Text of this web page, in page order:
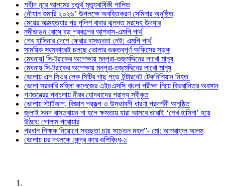
শহীদ নূরে আলমের চতুর্থ মৃত্যুবার্ষিকী পালিত
নৌযান শুমারি ২০২৬’ উপলক্ষে অবহিতকরণ সেমিনার অনুষ্ঠিত
মেয়ের আত্মহত্যার পর পুলিশ বাবার ঝুলন্ত মরদেহ উদ্ধার
নদীভাঙন রোধে বড় প্রকল্পের আশ্বাস-এমপি পার্থ
শেখ হাসিনার দেশে ফেরার বাস্তবতা নেই: এমপি পার্থ
সাময়িক সংস্কারেই চলছে ভোলার গুরুত্বপূর্ণ অফিসের সড়ক
মেঘনায়l সি-ট্রাকের অপেক্ষায় মনপুরা-তজুমদ্দিনের লাখো মানুষ
মেঘনায় সি-ট্রাকের অপেক্ষায় মনপুরা-তজুমদ্দিনের লাখো মানুষ
ভোলায় এন সিওর লেক সিটির গাছ পড়ে ইন্টারনেট টেকনিশিয়ান নিহত
ভোলা সরকারি মহিলা কলেজের এইচএসসি বাংলা পরীক্ষা নিয়ে বিভ্রান্তির অবসান
গণতন্ত্রের পথচলায় নীরব যোদ্ধাদের প্রাপ্য স্বীকৃত
ভোলায় স্টার্টআপ, বিজ্ঞান প্রকল্প ও উদ্ভাবনী ধারণা প্রদর্শনী অনুষ্ঠিত
জুলাই সনদ বাস্তবায়ন না হলে ক্ষমতায় যারা আসবে তারাই ‘শেখ হাসিনা’ হয়ে
উঠবে: গোলাম পরোয়ার
প্রধান শিক্ষক নিয়োগে স্বচ্ছতা চায় সচেতন মহল”- মো: আশরাফুল আলম
ভোলায় চর দখলকে কেন্দ্র করে গুলিবিদ্ধ-১